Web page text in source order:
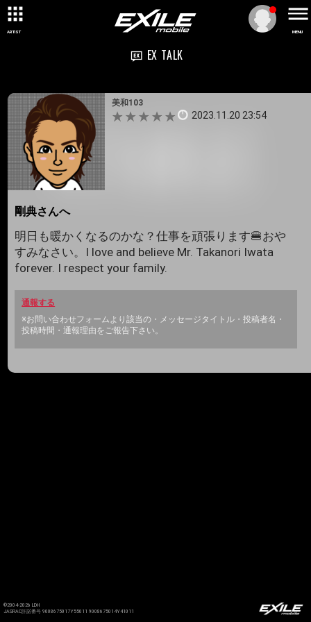
ARTIST MENU
EX TALK
美和103
2023.11.20 23:54
剛典さんへ
明日も暖かくなるのかな？仕事を頑張ります🍔おや
すみなさい。I love and believe Mr. Takanori Iwata
forever. I respect your family.
通報する
※お問い合わせフォームより該当の・メッセージタイトル・投稿者名・
投稿時間・通報理由をご報告下さい。
©2004-2026 LDH
JASRAC許諾番号 9008675017Y55011 9008675014Y41011